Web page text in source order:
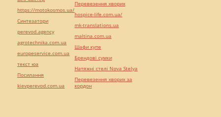
https://motokosmos.ua/
Синтезатори
perevod.agency
agrotechnika.com.ua
europeservice.com.ua
текст юа
Посилання
kievperevod.com.ua
Перевезення хворих
hospice-life.com.ua/
mk-translations.ua
maltina.com.ua
Шафи купе
Брендові сумки
Натяжні стелі Nova Stelya
Перевезення хворих за
кордон